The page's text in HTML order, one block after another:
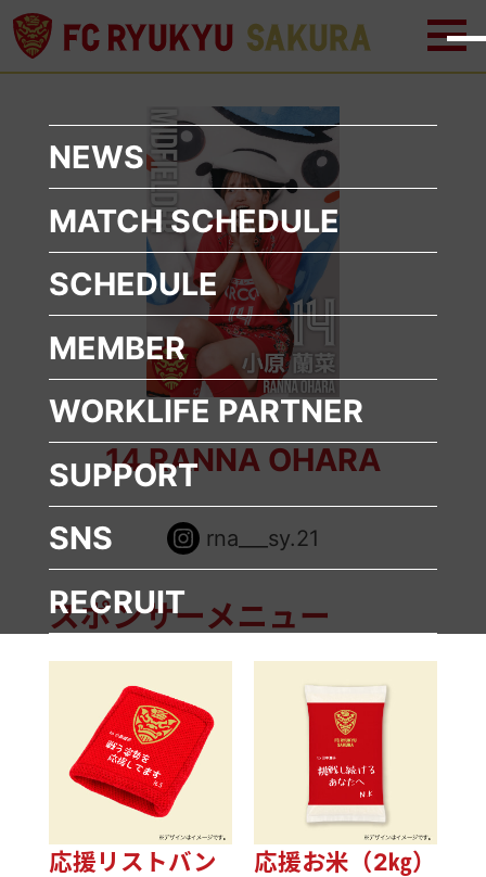
NEWS
MATCH SCHEDULE
SCHEDULE
MEMBER
WORKLIFE PARTNER
SUPPORT
SNS
RECRUIT
メ
ュ
閉
メ
ュ
開
14 RANNA OHARA
rna___sy.21
スポンサーメニュー
応援リストバン
応援お米（2㎏）